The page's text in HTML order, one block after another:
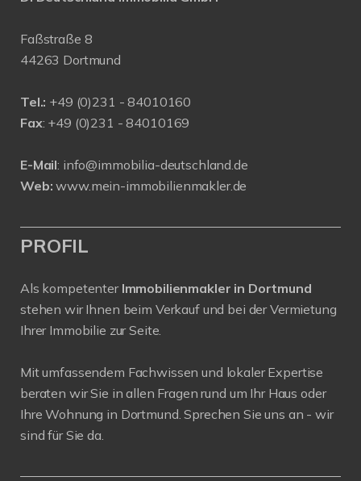
Faßstraße 8
44263 Dortmund
Tel.: +49 (0)231 - 84010160
Fax: +49 (0)231 - 84010169
E-Mail: info@immobilia-deutschland.de
Web: www.mein-immobilienmakler.de
PROFIL
Als kompetenter Immobilienmakler in Dortmund
stehen wir Ihnen beim Verkauf und bei der Vermietung
Ihrer Immobilie zur Seite.
Mit umfassendem Fachwissen und lokaler Expertise
beraten wir Sie in allen Fragen rund um Ihr Haus oder
Ihre Wohnung in Dortmund. Sprechen Sie uns an - wir
sind für Sie da.